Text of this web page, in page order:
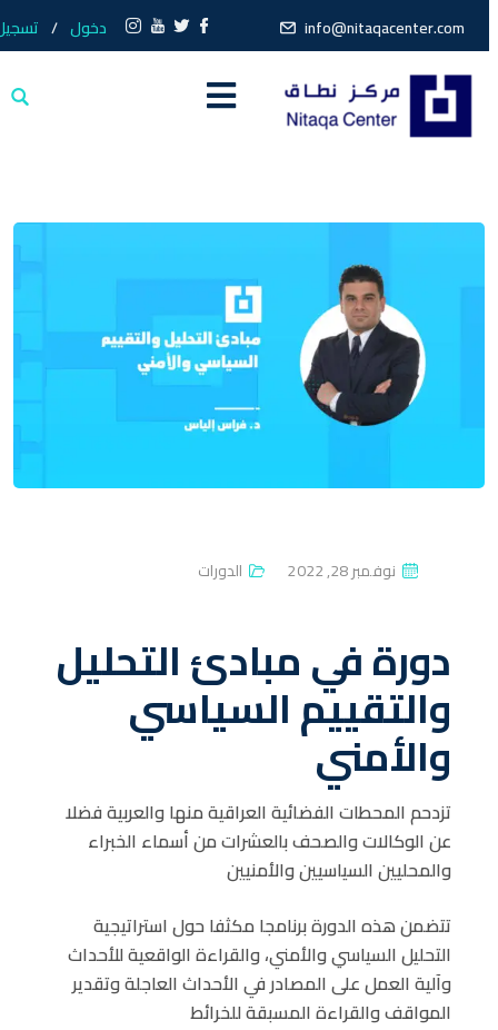
info@nitaqacenter.com دخول تسجيل
P
T
E
D
O
N
نوفمبر 28, 2022 الدورات
دورة في مبادئ التحليل
والتقييم السياسي
والأمني
تزدحم المحطات الفضائية العراقية منها والعربية فضلا
عن الوكالات والصحف بالعشرات من أسماء الخبراء
والمحليين السياسيين والأمنيين
تتضمن هذه الدورة برنامجا مكثفا حول استراتيجية
التحليل السياسي والأمني، والقراءة الواقعية للأحداث
وآلية العمل على المصادر في الأحداث العاجلة وتقدير
المواقف والقراءة المسبقة للخرائط